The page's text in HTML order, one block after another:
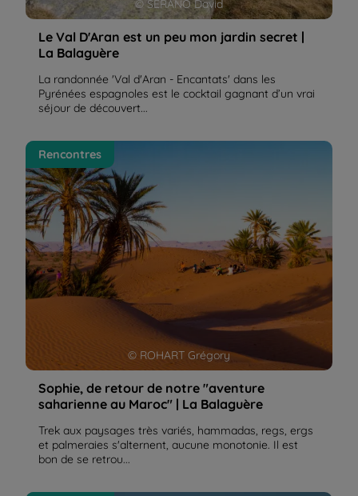
© SERANO David
Le Val D'Aran est un peu mon jardin secret |
La Balaguère
La randonnée 'Val d'Aran - Encantats' dans les
Pyrénées espagnoles est le cocktail gagnant d’un vrai
séjour de découvert...
Sophie, de retour de notre "aventure saharienne au
Maroc" | La Balaguère
© ROHART Grégory
Rencontres
Sophie, de retour de notre "aventure
saharienne au Maroc" | La Balaguère
Trek aux paysages très variés, hammadas, regs, ergs
et palmeraies s'alternent, aucune monotonie. Il est
bon de se retrou...